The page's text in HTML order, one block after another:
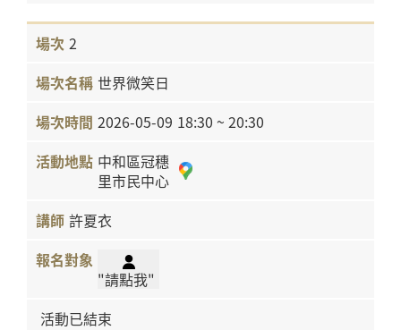
2
世界微笑日
2026-05-09 18:30 ~ 20:30
中和區冠穗
里市民中心
許夏衣
"請點我"
活動已結束